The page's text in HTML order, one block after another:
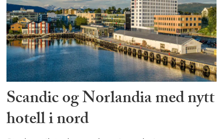
Scandic og Norlandia med nytt
hotell i nord